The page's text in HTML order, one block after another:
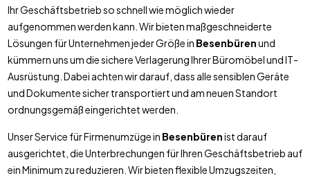
Ihr Geschäftsbetrieb so schnell wie möglich wieder
aufgenommen werden kann. Wir bieten maßgeschneiderte
Lösungen für Unternehmen jeder Größe in Besenbürenund
kümmern uns um die sichere Verlagerung Ihrer Büromöbel und IT-
Ausrüstung. Dabei achten wir darauf, dass alle sensiblen Geräte
und Dokumente sicher transportiert und am neuen Standort
ordnungsgemäß eingerichtet werden.
Unser Service für Firmenumzüge in Besenbürenist darauf
ausgerichtet, die Unterbrechungen für Ihren Geschäftsbetrieb auf
ein Minimum zu reduzieren. Wir bieten flexible Umzugszeiten,